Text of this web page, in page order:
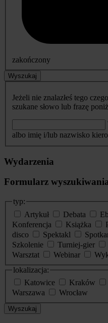
zakończony
Wyszukaj
Jeżeli nie znalazłeś tego
szukane słowo lub frazę
albo imię i/lub nazwisko
Wydarzenia
Formularz
typ:
Artykuł
Debata
Konferencja
Książka
disco
Spektakl
Szkolenie
Turniej-gier
Warsztat
Webinar
lokalizacja:
Katowice
Kraków
Warszawa
Wrocław
Wyszukaj